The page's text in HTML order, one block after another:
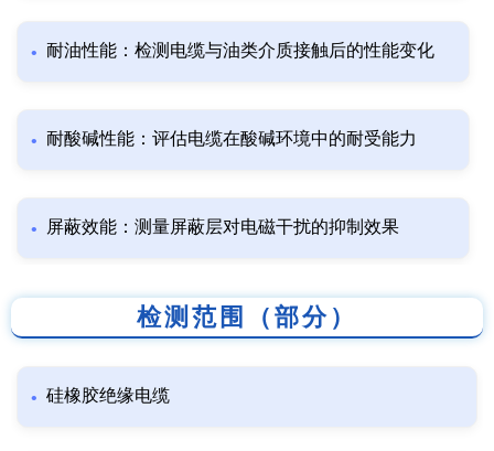
耐油性能：检测电缆与油类介质接触后的性能变化
耐酸碱性能：评估电缆在酸碱环境中的耐受能力
屏蔽效能：测量屏蔽层对电磁干扰的抑制效果
检测范围（部分）
硅橡胶绝缘电缆